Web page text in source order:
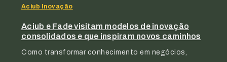
Aciub Inovação
Aciub e Fade visitam modelos de inovação
consolidados e que inspiram novos caminhos
Como transformar conhecimento em negócios,